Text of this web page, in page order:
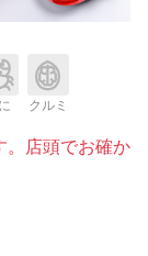
クルミ
。店頭でお確か